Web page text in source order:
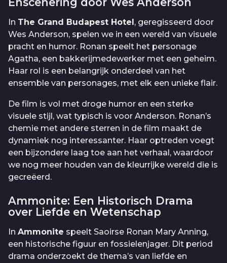
In The Grand Budapest Hotel , geregisseerd door
Wes Anderson, spelen we in een wereld van visuele
pracht en humor. Ronan speelt het personage
Agatha, een bakkerijmedewerker met een geheim.
Haar rol is een belangrijk onderdeel van het
ensemble van personages, met elk een unieke flair.
De film is vol met droge humor en een sterke
visuele stijl, wat typisch is voor Anderson. Ronan’s
chemie met andere sterren in de film maakt de
dynamiek nog interessanter. Haar optreden voegt
een bijzondere laag toe aan het verhaal, waardoor
we nog meer houden van de kleurrijke wereld die is
gecreëerd.
Ammonite: Een Historisch Drama
over Liefde en Wetenschap
In Ammonite speelt Saoirse Ronan Mary Anning,
een historische figuur en fossielenjager. Dit period
drama onderzoekt de thema’s van liefde en